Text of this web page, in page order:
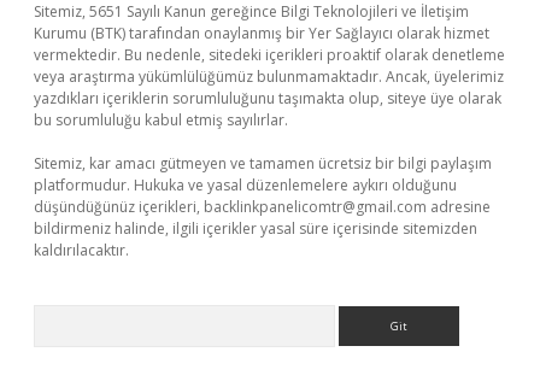
Sitemiz, 5651 Sayılı Kanun gereğince Bilgi Teknolojileri ve İletişim
Kurumu (BTK) tarafından onaylanmış bir Yer Sağlayıcı olarak hizmet
vermektedir. Bu nedenle, sitedeki içerikleri proaktif olarak denetleme
veya araştırma yükümlülüğümüz bulunmamaktadır. Ancak, üyelerimiz
yazdıkları içeriklerin sorumluluğunu taşımakta olup, siteye üye olarak
bu sorumluluğu kabul etmiş sayılırlar.
Sitemiz, kar amacı gütmeyen ve tamamen ücretsiz bir bilgi paylaşım
platformudur. Hukuka ve yasal düzenlemelere aykırı olduğunu
düşündüğünüz içerikleri, backlinkpanelicomtr@gmail.com adresine
bildirmeniz halinde, ilgili içerikler yasal süre içerisinde sitemizden
kaldırılacaktır.